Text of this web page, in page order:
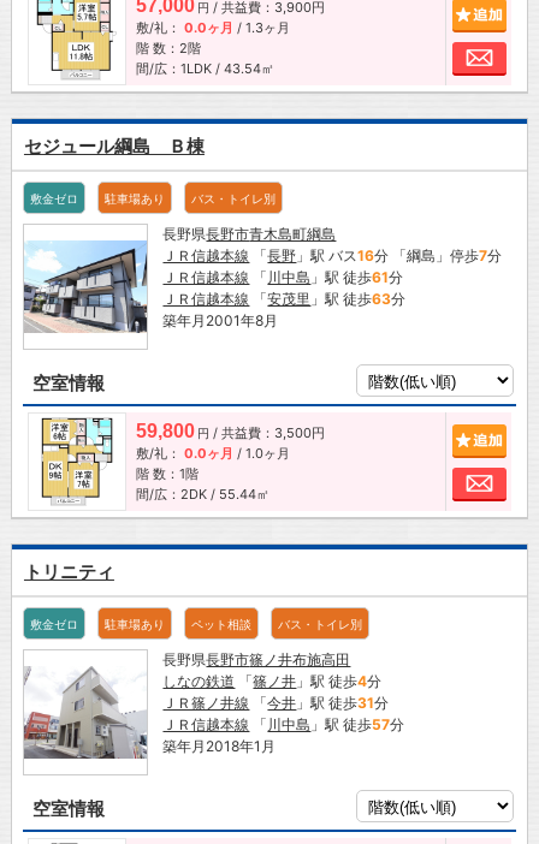
57,000 円 / 共益費：3,900円
敷/礼： 0.0ヶ月 / 1.3ヶ月
階 数：2階
間/広：1LDK / 43.54㎡
お
セジュール綱島 Ｂ棟
敷金ゼロ 駐車場あり バス・トイレ別
長野県長野市青木島町綱島
ＪＲ信越本線 「長野 」駅 バス16分 「綱島」停歩7分
ＪＲ信越本線 「 川中島 」駅 徒歩61分
ＪＲ信越本線 「安茂里 」駅 徒歩63分
築年月2001年8月
空室情報
59,800 円 / 共益費：3,500円
敷/礼： 0.0ヶ月 / 1.0ヶ月
階 数：1階
間/広：2DK / 55.44㎡
お
トリニティ
敷金ゼロ 駐車場あり ペット相談 バス・トイレ別
長野県長野市篠ノ井布施高田
しなの鉄道 「篠ノ井 」駅 徒歩4分
ＪＲ篠ノ井線 「今井 」駅 徒歩31分
ＪＲ信越本線 「 川中島 」駅 徒歩57分
築年月2018年1月
空室情報